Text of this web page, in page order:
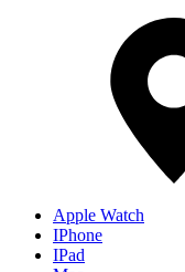
Apple Watch
IPhone
IPad